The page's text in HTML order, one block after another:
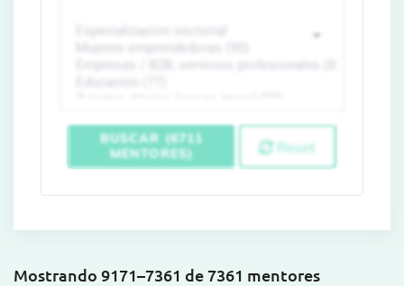
BUSCAR (6711
MENTORES)
Reset
Mostrando 9171–7361 de 7361 mentores